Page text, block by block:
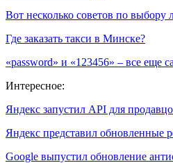
Вот несколько советов по выбору
Где заказать такси в Минске?
«password» и «123456» – все еще
Интересное:
Яндекс запустил API для
Яндекс представил обновленные
Google выпустил обновление